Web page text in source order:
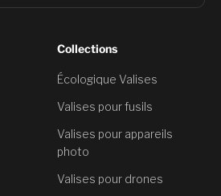
Collections
Écologique Valises
Valises pour fusils
Valises pour appareils
photo
Valises pour drones